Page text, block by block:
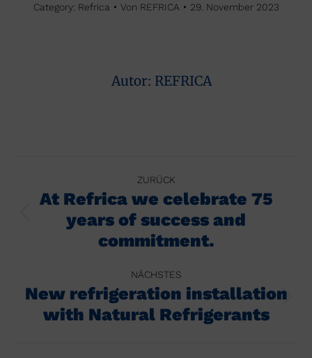
Category: Refrica Von REFRICA 29. November 2023
Autor: REFRICA
Kommentarnavigation
ZURÜCK
Vorheriger
Beitrag:
At Refrica we celebrate 75
years of success and
commitment.
NÄCHSTES
Nächster
Beitrag:
New refrigeration installation
with Natural Refrigerants